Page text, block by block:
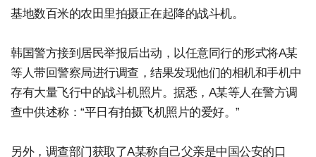
基地数百米的农田里拍摄正在起降的战斗机。
韩国警方接到居民举报后出动，以任意同行的形式将A某
等人带回警察局进行调查，结果发现他们的相机和手机中
存有大量飞行中的战斗机照片。据悉，A某等人在警方调
查中供述称：“平日有拍摄飞机照片的爱好。”
另外，调查部门获取了A某称自己父亲是中国公安的口